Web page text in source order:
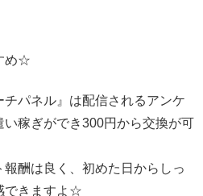
め☆
パネル』は配信されるアンケ
稼ぎができ300円から交換が可
酬は良く、初めた日からしっ
できますよ☆